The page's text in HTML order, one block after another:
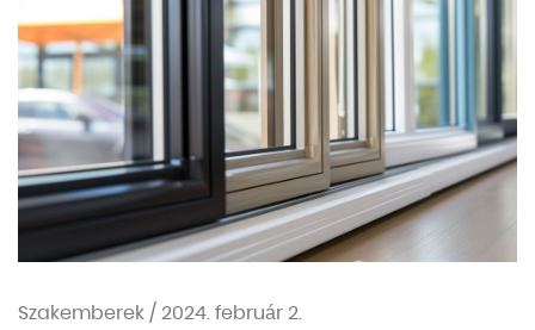
Szakemberek /2024. február 2.